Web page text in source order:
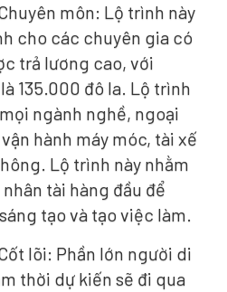
môn: Lộ trình này
cho các chuyên gia có
trả lương cao, với
135.000 đô la. Lộ trình
ngành nghề, ngoại
hành máy móc, tài xế
Lộ trình này nhằm
tài hàng đầu để
tạo và tạo việc làm.
lõi: Phần lớn người di
thời dự kiến sẽ đi qua